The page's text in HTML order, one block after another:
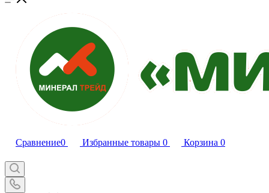
Сравнение0 Избранные товары 0 Корзина 0